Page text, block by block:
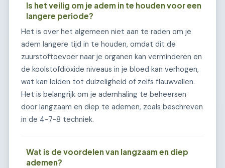
Is het veilig om je adem in te houden voor een
langere periode?
Het is over het algemeen niet aan te raden om je
adem langere tijd in te houden, omdat dit de
zuurstoftoevoer naar je organen kan verminderen en
de koolstofdioxide niveaus in je bloed kan verhogen,
wat kan leiden tot duizeligheid of zelfs flauwvallen.
Het is belangrijk om je ademhaling te beheersen
door langzaam en diep te ademen, zoals beschreven
in de 4-7-8 techniek.
Wat is de voordelen van langzaam en diep
ademen?